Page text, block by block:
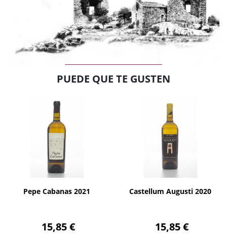
PUEDE QUE TE GUSTEN
Pepe Cabanas 2021
15,85 €
AÑADIR
Castellum Augusti 2020
15,85 €
AÑADIR